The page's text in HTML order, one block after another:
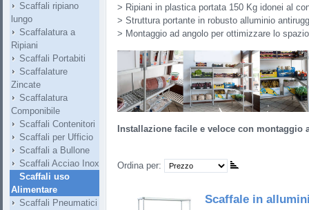
> Ripiani in plastica portata 150 Kg idonei al
> Struttura portante in robusto alluminio
> Montaggio ad angolo per ottimizzare lo spazio
Installazione facile e veloce con montaggio
Ordina per:
Scaffale in
Scaffali ripiano
lungo
Scaffalatura a
Ripiani
Scaffali Portabiti
Scaffalature
Zincate
Scaffalatura
Componibile
Scaffali Contenitori
Scaffali per Ufficio
Scaffali a Bullone
Scaffali Acciao Inox
Scaffali uso
Alimentare
Scaffali Pneumatici